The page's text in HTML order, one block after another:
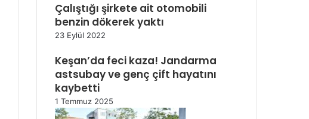
Çalıştığı şirkete ait otomobili
benzin dökerek yaktı
23 Eylül 2022
Keşan’da feci kaza! Jandarma
astsubay ve genç çift hayatını
kaybetti
1 Temmuz 2025